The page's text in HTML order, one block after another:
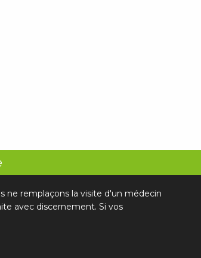
ne remplaçons la visite d'un médecin
avec discernement. Si vos